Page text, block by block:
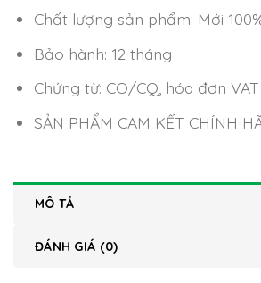
Chất lượng sản phẩm: Mới
Bảo hành: 12 tháng
Chứng từ: CO/CQ, hóa đơn VAT
SẢN PHẨM CAM KẾT CHÍNH
MÔ TẢ
ĐÁNH GIÁ (0)